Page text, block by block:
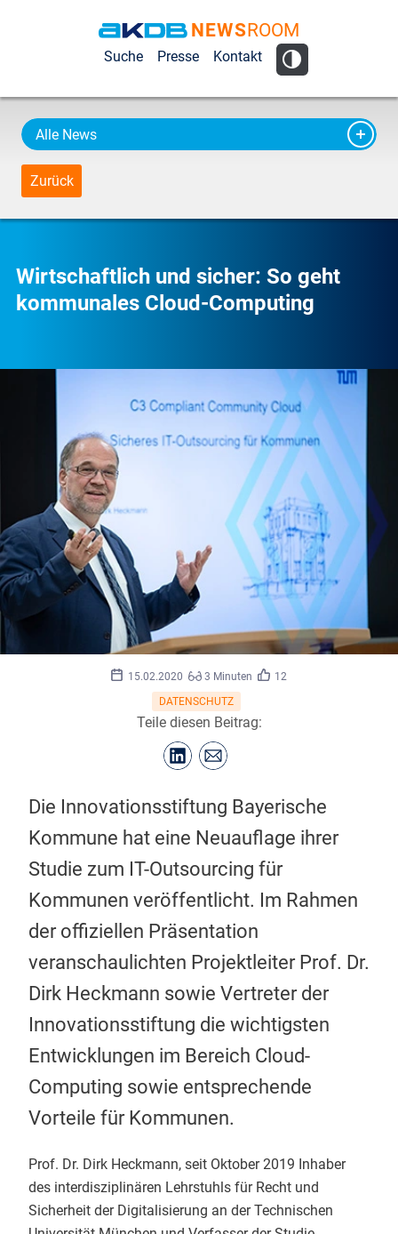
AKDB Anstalt
Kommunale
Datenverarbeitung
NEWSROOM
Suche Presse Kontakt
Alle News
Zurück
Wirtschaftlich und sicher: So geht
kommunales Cloud-Computing
15.02.2020 3 Minuten
12
DATENSCHUTZ
Teile diesen Beitrag:
Die Innovationsstiftung Bayerische
Kommune hat eine Neuauflage ihrer
Studie zum IT-Outsourcing für
Kommunen veröffentlicht. Im Rahmen
der offiziellen Präsentation
veranschaulichten Projektleiter Prof. Dr.
Dirk Heckmann sowie Vertreter der
Innovationsstiftung die wichtigsten
Entwicklungen im Bereich Cloud-
Computing sowie entsprechende
Vorteile für Kommunen.
Prof. Dr. Dirk Heckmann, seit Oktober 2019 Inhaber
des interdisziplinären Lehrstuhls für Recht und
Sicherheit der Digitalisierung an der Technischen